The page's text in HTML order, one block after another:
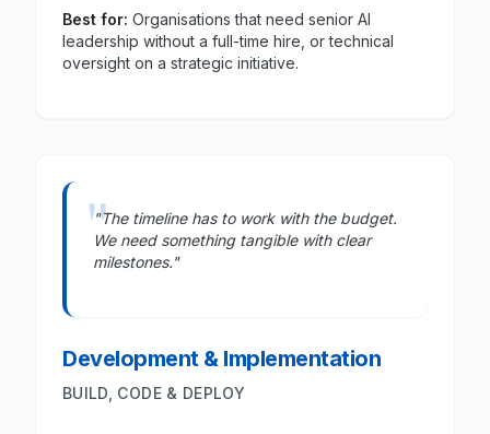
Best for: Organisations that need senior AI
leadership without a full-time hire, or technical
oversight on a strategic initiative.
"The timeline has to work with the budget.
We need something tangible with clear
milestones."
Development & Implementation
BUILD, CODE & DEPLOY